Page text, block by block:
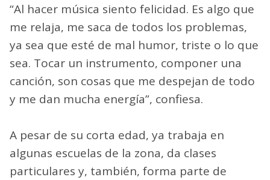
“Al hacer música siento felicidad. Es algo que
me relaja, me saca de todos los problemas,
ya sea que esté de mal humor, triste o lo que
sea. Tocar un instrumento, componer una
canción, son cosas que me despejan de todo
y me dan mucha energía”, confiesa.
A pesar de su corta edad, ya trabaja en
algunas escuelas de la zona, da clases
particulares y, también, forma parte de